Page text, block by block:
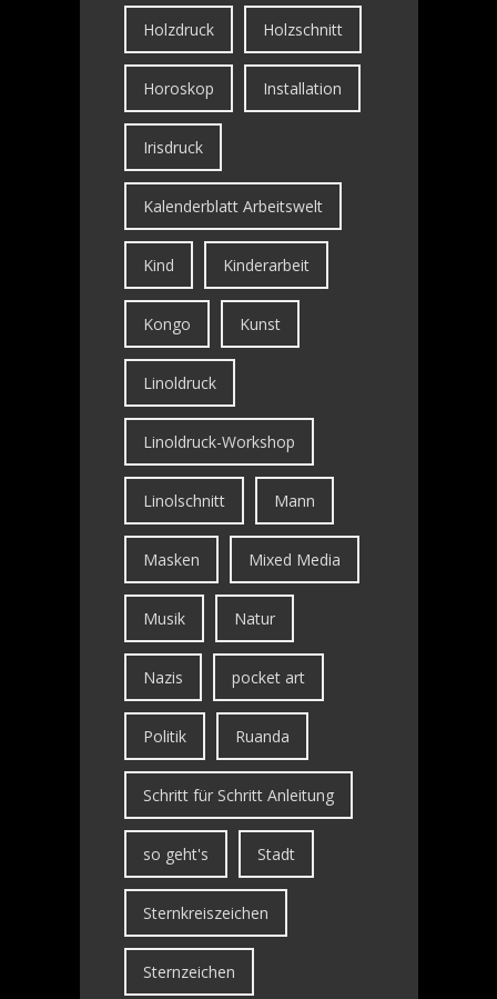
Holzdruck Holzschnitt
Horoskop Installation
Irisdruck
Kalenderblatt Arbeitswelt
Kind Kinderarbeit
Kongo Kunst
Linoldruck
Linoldruck-Workshop
Linolschnitt Mann
Masken Mixed Media
Musik Natur
Nazis pocket art
Politik Ruanda
Schritt für Schritt Anleitung
so geht's Stadt
Sternkreiszeichen
Sternzeichen